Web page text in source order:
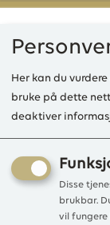
IE Hilda
Viscose
Her kan du
bruke på dette
deaktiver
Disse
brukbar.
vil fungere